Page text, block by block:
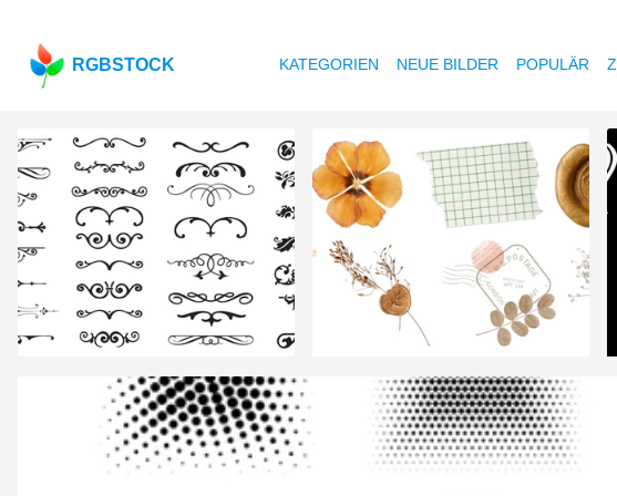
RGBSTOCK KATEGORIEN NEUE BILDER POPULÄR